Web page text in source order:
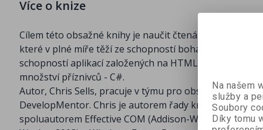
Kapitola 8 - Ovládací prvky
Kapitola 9 - Integrace po dobu designu
Kapitola 10 - Prostředky
Kapitola 11 - Aplikace a nastavení
Kapitola 12 - Sady dat a podpora Designéra
Kapitola 13 - Vázání dat a mřížky dat
Kapitola 14 - Uživatelská rozhraní s více vlákny
Více o knize
Cílem této obsažné knihy je naučit čtenáře využívat v
které v plné míře těží ze schopností bohatého
schopností aplikací založených na HTML. Kniha je
množství příznivců - C#.
Autor, Chris Sells, pracuje v týmu pro obsah MSDN
DevelopMentor. Chris je autorem řady knih o
spoluautorem Effective COM (Addison-Wesley, 1999),
Na našem
služby a
Soubory
Díky tomu